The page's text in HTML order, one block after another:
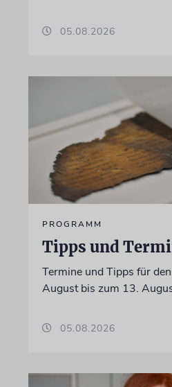
05.08.2026
PROGRAMM
Tipps und
Termine und Tipps für
August bis zum 13.
05.08.2026